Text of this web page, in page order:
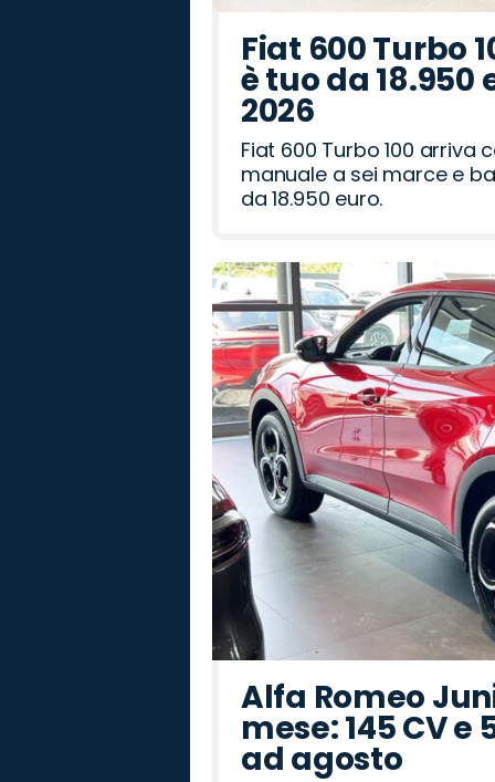
Fiat 600 Turbo
è tuo da
2026
Fiat 600 Turbo 100 arriva
manuale a sei marce e
da 18.950 euro.
Alfa Romeo
mese: 145 CV
ad agosto